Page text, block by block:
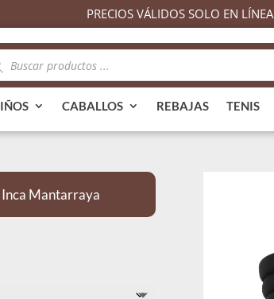
PRECIOS VÁLIDOS SOLO EN LÍNEA
CABALLOS REBAJAS TENIS
Mantarraya